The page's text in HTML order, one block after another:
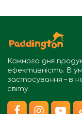
Кожного дня
ефективність. В
застосування – в
світу.